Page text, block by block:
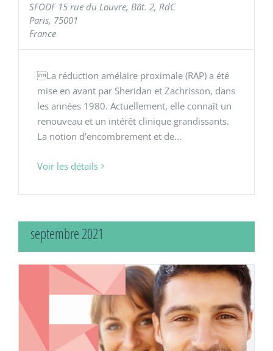
SFODF 15 rue du Louvre, Bât. 2, RdC
Paris, 75001
France
La réduction amélaire proximale (RAP) a été
mise en avant par Sheridan et Zachrisson, dans
les années 1980. Actuellement, elle connaît un
renouveau et un intérêt clinique grandissants.
La notion d’encombrement et de...
Voir les détails
septembre 2021